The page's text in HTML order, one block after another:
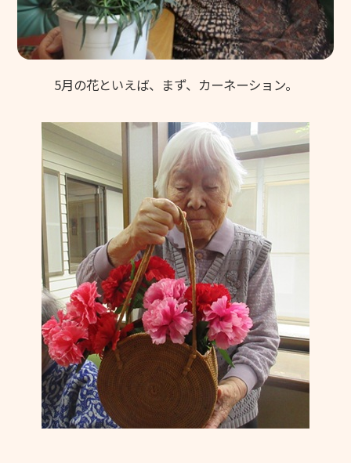
ケアレジデンス東山
東山苑デイサービスセンター
きさらぎデイサービスセンター
デイサービスセンター野の花
ヘルパーステーション やわらぎ
介護計画相談センター こすもす
地域包括支援センター 和地
キッズホームてんとうむし
てんとうむし東山保育園
採用情報
慶成会で働きたい方へ
新卒求人情報
5月の花といえば、まず、カーネーション。